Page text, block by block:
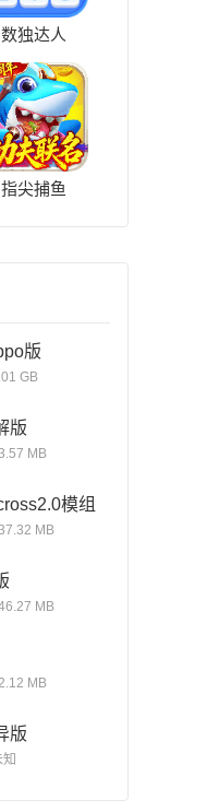
数独达人
指尖捕鱼
版
GB
版
MB
模组
MB
MB
MB
版